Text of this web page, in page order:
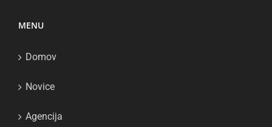
MENU
Domov
Novice
Agencija